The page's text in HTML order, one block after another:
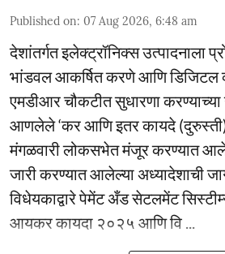
Published on: 07 Aug 2026, 6:48 am
देशांतर्गत इलेक्ट्रॉनिक्स उत्पादनाला
भांडवल आकर्षित करणे आणि डिजिटल
एमडीआर चौकटीत सुधारणा
आणलेले ‘कर आणि इतर कायदे
मंगळवारी लोकसभेत मंजूर करण्यात
जारी करण्यात आलेल्या अध्यादेशाची
विधेयकाद्वारे पेमेंट अँड सेटलमेंट
आयकर कायदा २०२५ आणि वि ...